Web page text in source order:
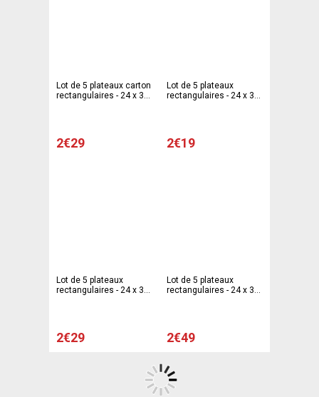
Lot de 5 plateaux carton
rectangulaires - 24 x 33
2€29
Lot de 5 plateaux
rectangulaires - 24 x 33
2€19
Lot de 5 plateaux
rectangulaires - 24 x 33
2€29
Lot de 5 plateaux
rectangulaires - 24 x 33
2€49